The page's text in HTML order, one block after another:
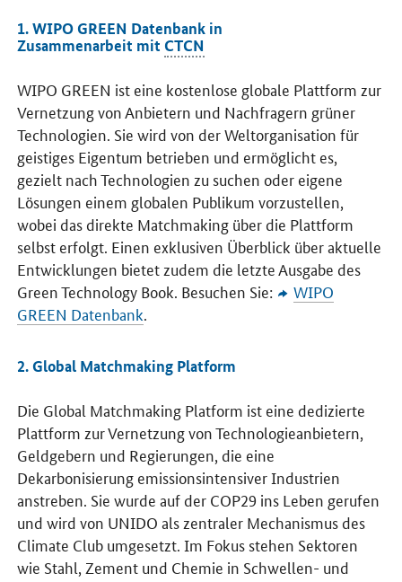
1. WIPO GREEN Datenbank in
Zusammenarbeit mit CTCN
WIPO GREEN ist eine kostenlose globale Plattform zur
Vernetzung von Anbietern und Nachfragern grüner
Technologien. Sie wird von der Weltorganisation für
geistiges Eigentum betrieben und ermöglicht es,
gezielt nach Technologien zu suchen oder eigene
Lösungen einem globalen Publikum vorzustellen,
wobei das direkte Matchmaking über die Plattform
selbst erfolgt. Einen exklusiven Überblick über aktuelle
Entwicklungen bietet zudem die letzte Ausgabe des
Green Technology Book . Besuchen Sie:
WIPO
GREEN Datenbank
2.Global Matchmaking Platform
Die Global Matchmaking Platform ist eine dedizierte
Plattform zur Vernetzung von Technologieanbietern,
Geldgebern und Regierungen, die eine
Dekarbonisierung emissionsintensiver Industrien
anstreben. Sie wurde auf der COP29 ins Leben gerufen
und wird von UNIDO als zentraler Mechanismus des
Climate Club umgesetzt. Im Fokus stehen Sektoren
wie Stahl, Zement und Chemie in Schwellen- und